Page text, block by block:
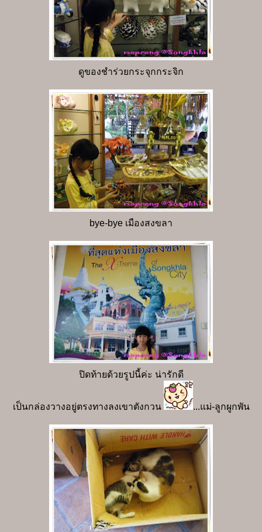
ดูของชำร่วยกระจุกกระจิก
bye-bye เมืองสงขลา
ปิดท้ายด้วยรูปนี้ค่ะ น่ารักดี
เป็นกล่องวางอยู่ตรงทางลงเขาตังกวน ...แม่-ลูกผูกพัน